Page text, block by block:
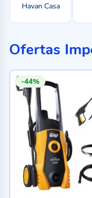
Havan Casa
Ofertas
-44%